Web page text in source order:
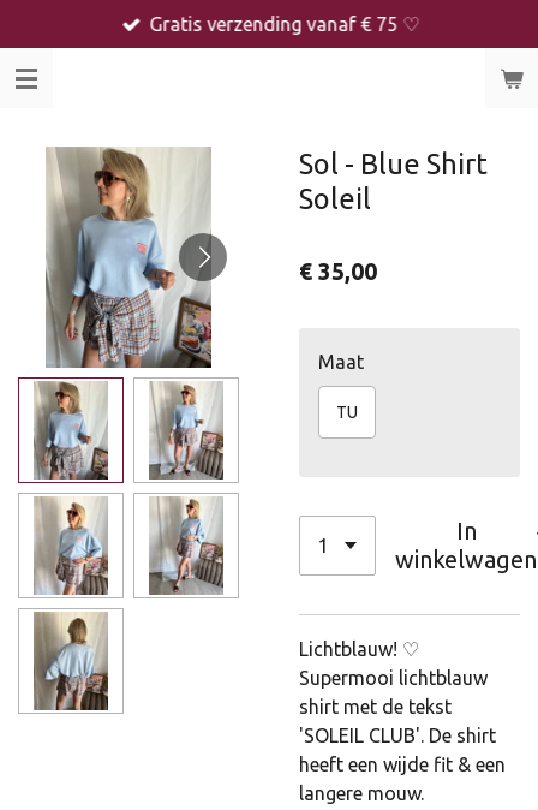
direct
naar
Gratis verzending vanaf € 75 ♡
Sol - Blue Shirt
Soleil
€ 35,00
Maat
TU
In
winkelwagen
Lichtblauw! ♡
Supermooi lichtblauw
shirt met de tekst
'SOLEIL CLUB'. De shirt
heeft een wijde fit & een
langere mouw.